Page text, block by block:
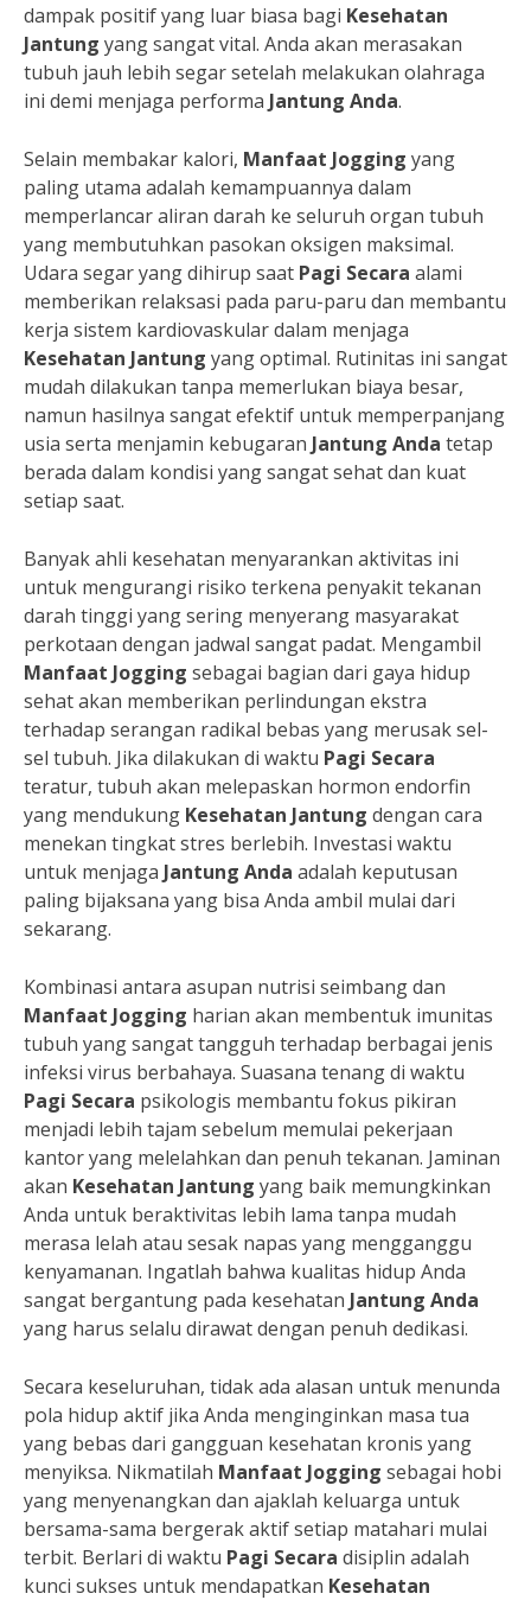
dampak positif yang luar biasa bagi Kesehatan
Jantung yang sangat vital. Anda akan merasakan
tubuh jauh lebih segar setelah melakukan olahraga
ini demi menjaga performa Jantung Anda.
Selain membakar kalori, Manfaat Jogging yang
paling utama adalah kemampuannya dalam
memperlancar aliran darah ke seluruh organ tubuh
yang membutuhkan pasokan oksigen maksimal.
Udara segar yang dihirup saat Pagi Secara alami
memberikan relaksasi pada paru-paru dan membantu
kerja sistem kardiovaskular dalam menjaga
Kesehatan Jantung yang optimal. Rutinitas ini sangat
mudah dilakukan tanpa memerlukan biaya besar,
namun hasilnya sangat efektif untuk memperpanjang
usia serta menjamin kebugaran Jantung Anda tetap
berada dalam kondisi yang sangat sehat dan kuat
setiap saat.
Banyak ahli kesehatan menyarankan aktivitas ini
untuk mengurangi risiko terkena penyakit tekanan
darah tinggi yang sering menyerang masyarakat
perkotaan dengan jadwal sangat padat. Mengambil
Manfaat Jogging sebagai bagian dari gaya hidup
sehat akan memberikan perlindungan ekstra
terhadap serangan radikal bebas yang merusak sel-
sel tubuh. Jika dilakukan di waktu Pagi Secara
teratur, tubuh akan melepaskan hormon endorfin
yang mendukung Kesehatan Jantung dengan cara
menekan tingkat stres berlebih. Investasi waktu
untuk menjaga Jantung Anda adalah keputusan
paling bijaksana yang bisa Anda ambil mulai dari
sekarang.
Kombinasi antara asupan nutrisi seimbang dan
Manfaat Jogging harian akan membentuk imunitas
tubuh yang sangat tangguh terhadap berbagai jenis
infeksi virus berbahaya. Suasana tenang di waktu
Pagi Secara psikologis membantu fokus pikiran
menjadi lebih tajam sebelum memulai pekerjaan
kantor yang melelahkan dan penuh tekanan. Jaminan
akan Kesehatan Jantung yang baik memungkinkan
Anda untuk beraktivitas lebih lama tanpa mudah
merasa lelah atau sesak napas yang mengganggu
kenyamanan. Ingatlah bahwa kualitas hidup Anda
sangat bergantung pada kesehatan Jantung Anda
yang harus selalu dirawat dengan penuh dedikasi.
Secara keseluruhan, tidak ada alasan untuk menunda
pola hidup aktif jika Anda menginginkan masa tua
yang bebas dari gangguan kesehatan kronis yang
menyiksa. Nikmatilah Manfaat Jogging sebagai hobi
yang menyenangkan dan ajaklah keluarga untuk
bersama-sama bergerak aktif setiap matahari mulai
terbit. Berlari di waktu Pagi Secara disiplin adalah
kunci sukses untuk mendapatkan Kesehatan